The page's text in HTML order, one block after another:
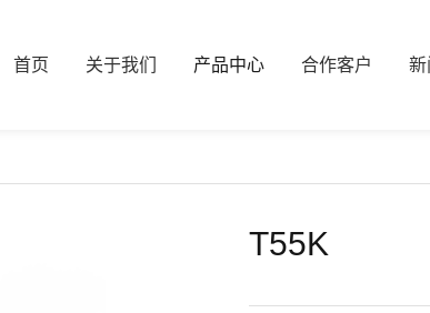
首页 关于我们 产品中心 合作客户 新
T55K